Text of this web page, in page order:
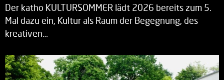
Der katho KULTURSOMMER lädt 2026 bereits zum 5.
Mal dazu ein, Kultur als Raum der Begegnung, des
kreativen…